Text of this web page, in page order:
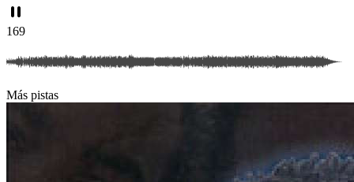
169
Más pistas